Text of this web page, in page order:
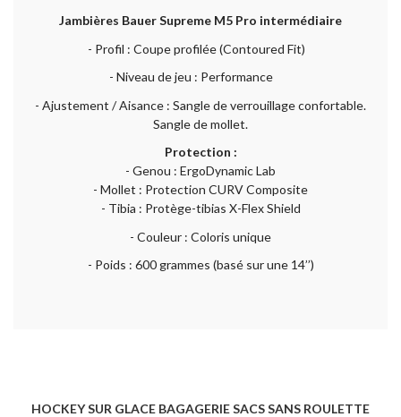
Jambières Bauer Supreme M5 Pro intermédiaire
- Profil : Coupe profilée (Contoured Fit)
- Niveau de jeu : Performance
- Ajustement / Aisance : Sangle de verrouillage confortable.
Sangle de mollet.
Protection :
- Genou : ErgoDynamic Lab
- Mollet : Protection CURV Composite
- Tibia : Protège-tibias X-Flex Shield
- Couleur : Coloris unique
- Poids : 600 grammes (basé sur une 14’’)
HOCKEY SUR GLACE BAGAGERIE SACS SANS ROULETTE